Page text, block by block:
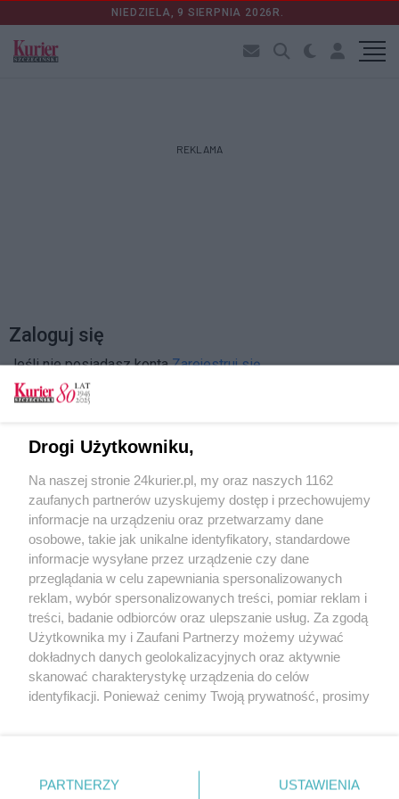
NIEDZIELA, 9 SIERPNIA 2026R.
REKLAMA
Zaloguj się
Jeśli nie posiadasz kontaZarejestruj się
Zapamiętać?
Zaloguj
Zapomniałem hasła
Copyright © 2022 Kurier Szczeciński sp. z o.o.
Drogi Użytkowniku,
Na naszej stronie 24kurier.pl, my oraz naszych 1162
zaufanych partnerów uzyskujemy dostęp i przechowujemy
informacje na urządzeniu oraz przetwarzamy dane
osobowe, takie jak unikalne identyfikatory, standardowe
informacje wysyłane przez urządzenie czy dane
przeglądania w celu zapewniania spersonalizowanych
reklam, wybór spersonalizowanych treści, pomiar reklam i
treści, badanie odbiorców oraz ulepszanie usług. Za zgodą
Użytkownika my i Zaufani Partnerzy możemy używać
dokładnych danych geolokalizacyjnych oraz aktywnie
skanować charakterystykę urządzenia do celów
identyfikacji. Ponieważ cenimy Twoją prywatność, prosimy
prywatności znajdujący się w lewym dolnym rogu strony
. Niektóre rodzaje przetwarzania danych nie wymagają
PARTNERZY USTAWIENIA